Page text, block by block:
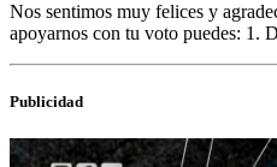
Nos sentimos muy felices y
apoyarnos con tu voto puedes:
Publicidad